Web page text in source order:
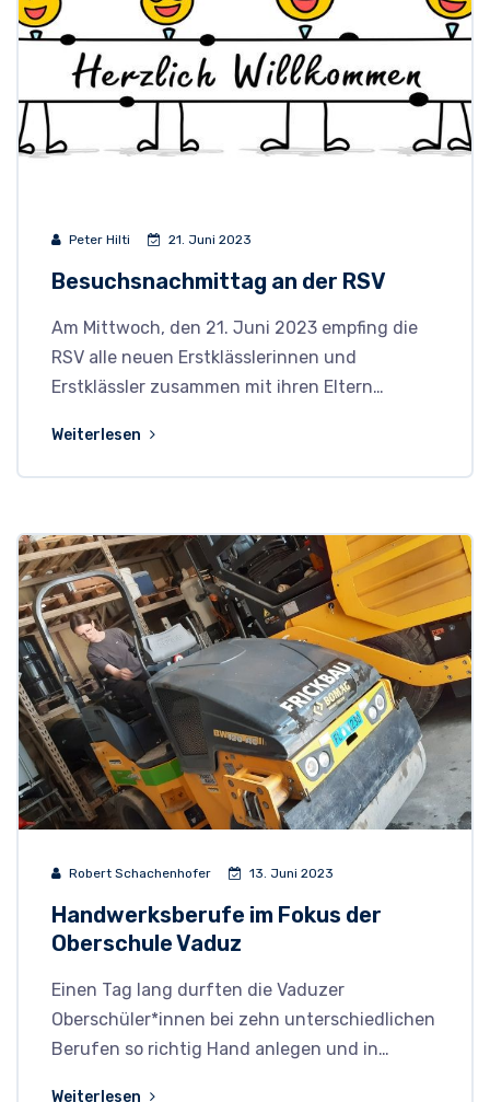
Peter Hilti 21. Juni 2023
Besuchsnachmittag an der RSV
Am Mittwoch, den 21. Juni 2023 empfing die
RSV alle neuen Erstklässlerinnen und
Erstklässler zusammen mit ihren Eltern…
Weiterlesen
Robert Schachenhofer 13. Juni 2023
Handwerksberufe im Fokus der
Oberschule Vaduz
Einen Tag lang durften die Vaduzer
Oberschüler*innen bei zehn unterschiedlichen
Berufen so richtig Hand anlegen und in…
Weiterlesen